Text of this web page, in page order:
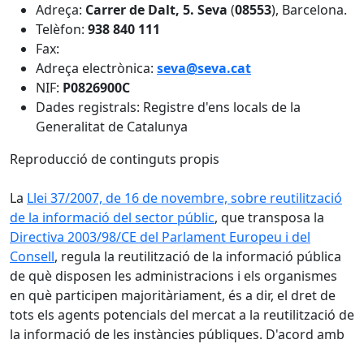
Adreça: Carrer de Dalt, 5. Seva (08553), Barcelona.
Telèfon: 938 840 111
Fax:
Adreça electrònica: seva@seva.cat
NIF: P0826900C
Dades registrals: Registre d'ens locals de la
Generalitat de Catalunya
Reproducció de continguts propis
La Llei 37/2007, de 16 de novembre, sobre reutilització
de la informació del sector públic, que transposa la
Directiva 2003/98/CE del Parlament Europeu i del
Consell, regula la reutilització de la informació pública
de què disposen les administracions i els organismes
en què participen majoritàriament, és a dir, el dret de
tots els agents potencials del mercat a la reutilització de
la informació de les instàncies públiques. D'acord amb